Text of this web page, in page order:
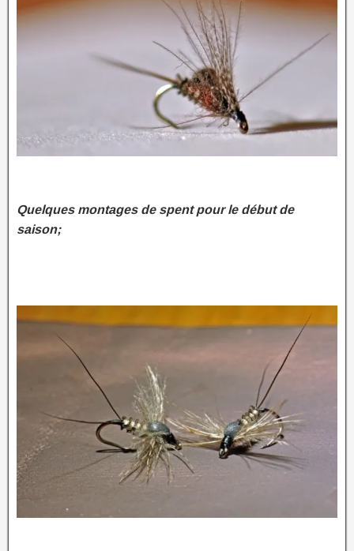
Quelques montages de spent pour le début de
saison;